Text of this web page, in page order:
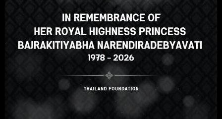
강의 등록
Select your language
English ภาษาไทย
Japanese German
Chinese